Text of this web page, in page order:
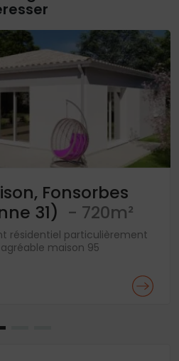
Fonsorbes
31) - 720m²
résidentiel particulièrement
maison 95